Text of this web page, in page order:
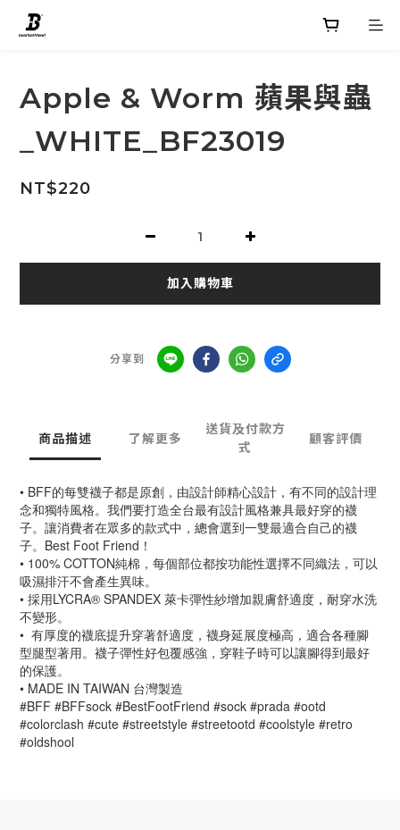
Apple & Worm 蘋果與蟲
_WHITE_BF23019
NT$220
加入購物車
分享到
商品描述 了解更多
送貨及付款方
式
顧客評價
• BFF的每雙襪子都是原創，由設計師精心設計，有不同的設計理
念和獨特風格。我們要打造全台最有設計風格兼具最好穿的襪
子。讓消費者在眾多的款式中，總會選到一雙最適合自己的襪
子。Best Foot Friend！
• 100% COTTON純棉，每個部位都按功能性選擇不同織法，可以
吸濕排汗不會產生異味。
• 採用LYCRA® SPANDEX 萊卡彈性紗增加親膚舒適度，耐穿水洗
不變形。
•  有厚度的襪底提升穿著舒適度，襪身延展度極高，適合各種腳
型腿型著用。襪子彈性好包覆感強，穿鞋子時可以讓腳得到最好
的保護。
• MADE IN TAIWAN 台灣製造
#BFF #BFFsock #BestFootFriend #sock #prada #ootd
#colorclash #cute #streetstyle #streetootd #coolstyle #retro
#oldshool